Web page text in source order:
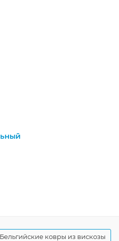
Бельгийские ковры из вискозы